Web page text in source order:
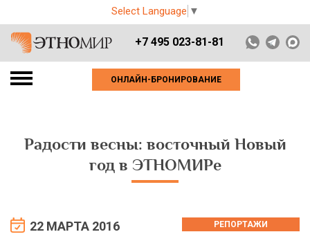
Select Language ▼
+7 495 023-81-81
ОНЛАЙН-БРОНИРОВАНИЕ
Радости весны: восточный Новый
год в ЭТНОМИРе
22 МАРТА 2016 РЕПОРТАЖИ